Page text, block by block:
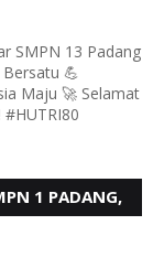
SMPN 13 Padang
💪
Maju 🚀 Selamat
1 PADANG,